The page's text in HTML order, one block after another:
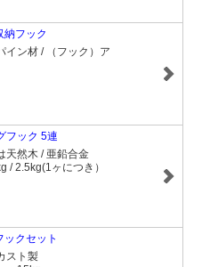
納フック
イン材 / （フック）ア
フック 5連
天然木 / 亜鉛合金
/ 2.5kg(1ヶにつき）
ックセット
スト製